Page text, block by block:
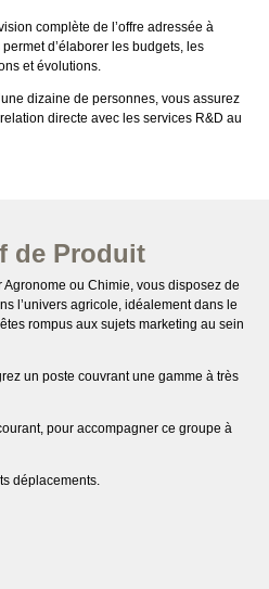
complète de l’offre adressée à
d’élaborer les budgets, les
et évolutions.
dizaine de personnes, vous assurez
directe avec les services R&D au
de Produit
ou Chimie, vous disposez de
l’univers agricole, idéalement dans le
rompus aux sujets marketing au sein
un poste couvrant une gamme à très
pour accompagner ce groupe à
déplacements.